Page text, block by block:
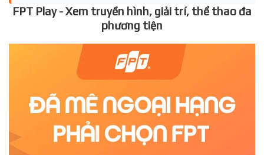
FPT Play - Xem truyền hình, giải trí, thể thao đa
phương tiện